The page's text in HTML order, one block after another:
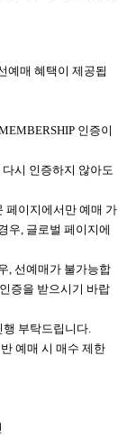
예매 혜택이 제공됩
인증이
시 인증하지 않아도
페이지에서만 예매 가
우, 글로벌 페이지에
, 선예매가 불가능합
증을 받으시기 바랍
부탁드립니다.
예매 시 매수 제한